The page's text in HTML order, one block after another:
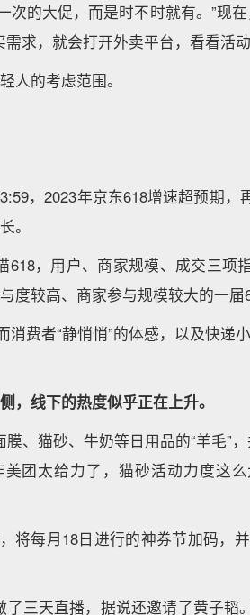
次的大促，而是时不时就有。”现
求，就会打开外卖平台，看看活动
人的考虑范围。
，2023年京东618增速超预期，
。
618，用户、商家规模、成交三项
度较高、商家参与规模较大的一届
费者“静悄悄”的体感，以及快递
，线下的热度似乎正在上升。
、猫砂、牛奶等日用品的“羊毛”
美团太给力了，猫砂活动力度这
将每月18日进行的神券节加码，
了三天直播，据说还邀请了黄子韬